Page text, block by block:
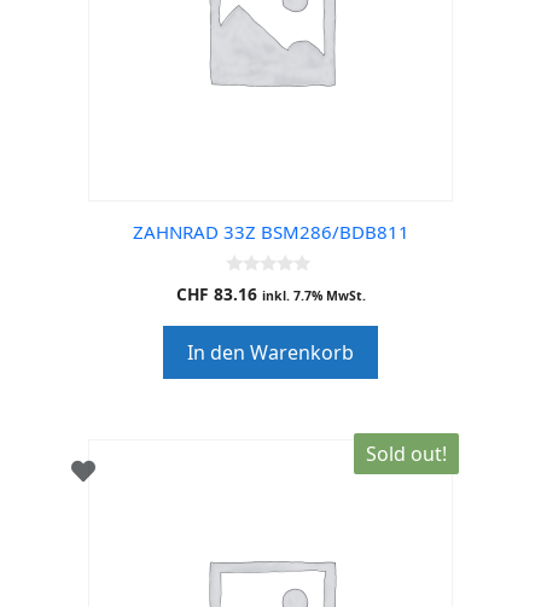
ZAHNRAD 33Z BSM286/BDB811
0
o
o
f
5
CHF 83.16 inkl. 7.7% MwSt.
In den Warenkorb
Sold out!